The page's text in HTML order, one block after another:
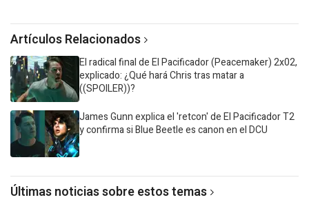
Artículos Relacionados
El radical final de El Pacificador (Peacemaker) 2x02,
explicado: ¿Qué hará Chris tras matar a
((SPOILER))?
James Gunn explica el 'retcon' de El Pacificador T2
y confirma si Blue Beetle es canon en el DCU
Últimas noticias sobre estos temas